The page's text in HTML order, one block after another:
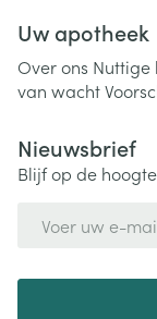
Uw apotheek
Over ons Nuttige
van wacht
Nieuwsbrief
Blijf op de